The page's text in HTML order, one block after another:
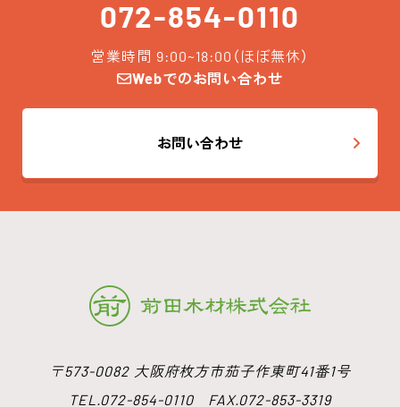
072-854-0110
営業時間 9:00~18:00（ほぼ無休）
Webでのお問い合わせ
お問い合わせ
〒573-0082 大阪府枚方市茄子作東町41番1号
TEL.072-854-0110 FAX.072-853-3319